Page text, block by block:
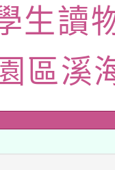
請許可
署委託
辦理「
及節水達
(星期六
福系列
景藝術
第2次
(無人
動站研
生讀
區溪